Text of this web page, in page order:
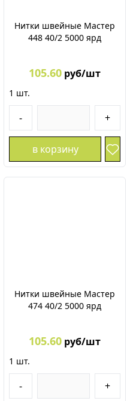
Нитки швейные Мастер
448 40/2 5000 ярд
105.60 руб/шт
1 шт.
- +
в корзину
Нитки швейные Мастер
474 40/2 5000 ярд
105.60 руб/шт
1 шт.
- +